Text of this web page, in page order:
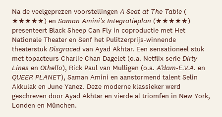
Na de veelgeprezen voorstellingen A Seat at The Table (
★★★★★) en Saman Amini’s Integratieplan (★★★★★)
presenteert Black Sheep Can Fly in coproductie met Het
Nationale Theater en Senf het Pulitzerprijs-winnende
theaterstuk Disgraced van Ayad Akhtar. Een sensationeel stuk
met topacteurs Charlie Chan Dagelet (o.a. Netflix serie Dirty
Lines en Othello), Rick Paul van Mulligen (o.a. A’dam-E.V.A. en
QUEER PLANET), Saman Amini en aanstormend talent Selin
Akkulak en June Yanez. Deze moderne klassieker werd
geschreven door Ayad Akhtar en vierde al triomfen in New York,
Londen en München.